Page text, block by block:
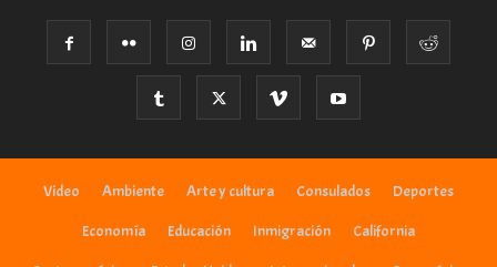
Video Ambiente Arte y cultura Consulados Deportes
Economía Educación Inmigración California